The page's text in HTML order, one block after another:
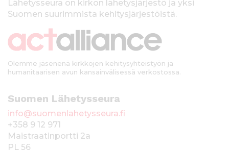
kLähetysseura on kirkon lähetysjärjestö ja yksi
Suomen suurimmista kehitysjärjestöistä.
Olemme jäsenenä kirkkojen kehitysyhteistyön ja
humanitaarisen avun kansainvälisessä verkostossa.
Suomen Lähetysseura
info@suomenlahetysseura.fi
+358 9 12 971
Maistraatinportti 2a
PL 56